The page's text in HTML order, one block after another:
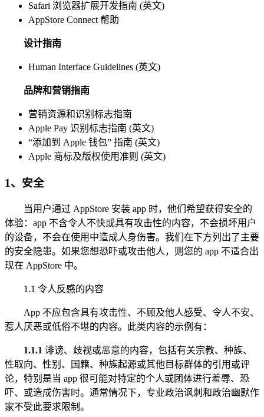
Safari 浏览器扩展开发指南 (英文)
AppStore Connect 帮助
设计指南
Human Interface Guidelines (英文)
品牌和营销指南
营销资源和识别标志指南
Apple Pay 识别标志指南 (英文)
“添加到 Apple 钱包” 指南 (英文)
Apple 商标及版权使用准则 (英文)
1、安全
当用户通过 AppStore 安装 app 时，他们希望获得安全的
体验：app 不含令人不快或具有攻击性的内容，不会损坏用户
的设备，不会在使用中造成人身伤害。我们在下方列出了主要
的安全隐患。如果您想恐吓或攻击他人，则您的 app 不适合出
现在 AppStore 中。
1.1 令人反感的内容
App 不应包含具有攻击性、不顾及他人感受、令人不安、
惹人厌恶或低俗不堪的内容。此类内容的示例有：
1.1.1 诽谤、歧视或恶意的内容，包括有关宗教、种族、
性取向、性别、国籍、种族起源或其他目标群体的引用或评
论，特别是当 app 很可能对特定的个人或团体进行羞辱、恐
吓、或造成伤害时。通常情况下，专业政治讽刺和政治幽默作
家不受此要求限制。